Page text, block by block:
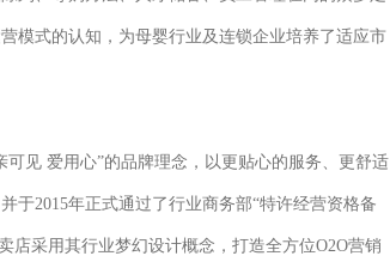
模式的认知，为母婴行业及连锁企业培养了适应市
可见 爱用心”的品牌理念，以更贴心的服务、更舒适
于2015年正式通过了行业商务部“特许经营资格备
店采用其行业梦幻设计概念，打造全方位O2O营销